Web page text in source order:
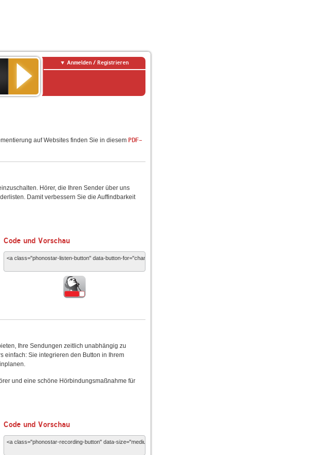
Anmelden / Registrieren
auf Websites finden Sie in diesem PDF-
Hörer, die Ihren Sender über uns
Damit verbessern Sie die Auffindbarkeit
Code und Vorschau
Ihre Sendungen zeitlich unabhängig zu
einfach: Sie integrieren den Button in Ihrem
und eine schöne Hörbindungsmaßnahme für
Code und Vorschau